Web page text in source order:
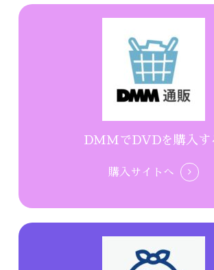
DMMでDVDを購入す
購入サイトへ